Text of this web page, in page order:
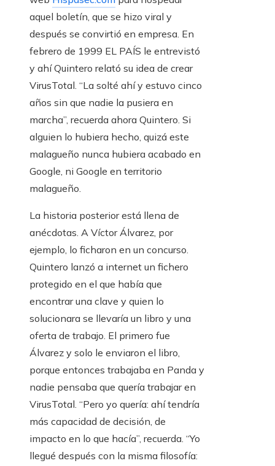
aquel boletín, que se hizo viral y
después se convirtió en empresa. En
febrero de 1999 EL PAÍS le entrevistó
y ahí Quintero relató su idea de crear
VirusTotal. “La solté ahí y estuvo cinco
años sin que nadie la pusiera en
marcha”, recuerda ahora Quintero. Si
alguien lo hubiera hecho, quizá este
malagueño nunca hubiera acabado en
Google, ni Google en territorio
malagueño.
La historia posterior está llena de
anécdotas. A Víctor Álvarez, por
ejemplo, lo ficharon en un concurso.
Quintero lanzó a internet un fichero
protegido en el que había que
encontrar una clave y quien lo
solucionara se llevaría un libro y una
oferta de trabajo. El primero fue
Álvarez y solo le enviaron el libro,
porque entonces trabajaba en Panda y
nadie pensaba que quería trabajar en
VirusTotal. “Pero yo quería: ahí tendría
más capacidad de decisión, de
impacto en lo que hacía”, recuerda. “Yo
llegué después con la misma filosofía: